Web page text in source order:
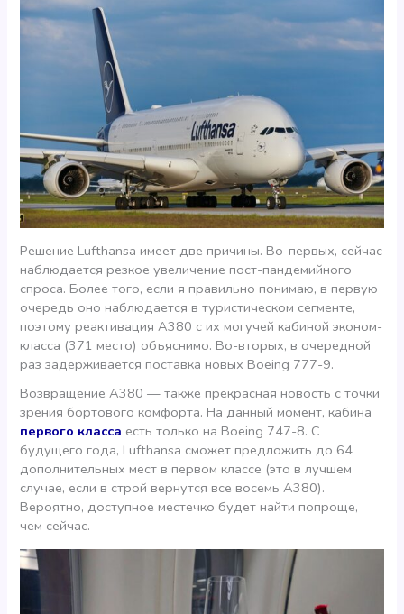
Решение Lufthansa имеет две причины. Во-первых, сейчас
наблюдается резкое увеличение пост-пандемийного
спроса. Более того, если я правильно понимаю, в первую
очередь оно наблюдается в туристическом сегменте,
поэтому реактивация А380 с их могучей кабиной эконом-
класса (371 место) объяснимо. Во-вторых, в очередной
раз задерживается поставка новых Boeing 777-9.
Возвращение А380 — также прекрасная новость с точки
зрения бортового комфорта. На данный момент, кабина
первого класса есть только на Boeing 747-8. С
будущего года, Lufthansa сможет предложить до 64
дополнительных мест в первом классе (это в лучшем
случае, если в строй вернутся все восемь А380).
Вероятно, доступное местечко будет найти попроще,
чем сейчас.